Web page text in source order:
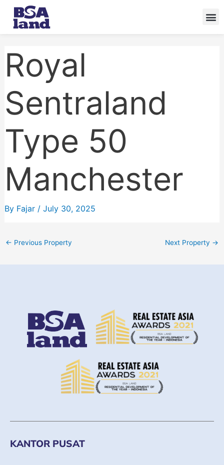
Skip
content
Royal
Sentraland
Type 50
Manchester
By Fajar / July 30, 2025
← Previous Property Next Property →
KANTOR PUSAT